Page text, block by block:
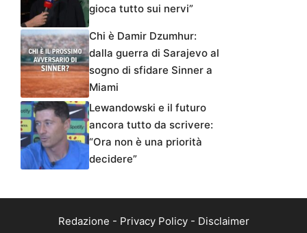
gioca tutto sui nervi”
Chi è Damir Dzumhur:
dalla guerra di Sarajevo al
sogno di sfidare Sinner a
Miami
Lewandowski e il futuro
ancora tutto da scrivere:
“Ora non è una priorità
decidere”
Redazione - Privacy Policy- Disclaimer